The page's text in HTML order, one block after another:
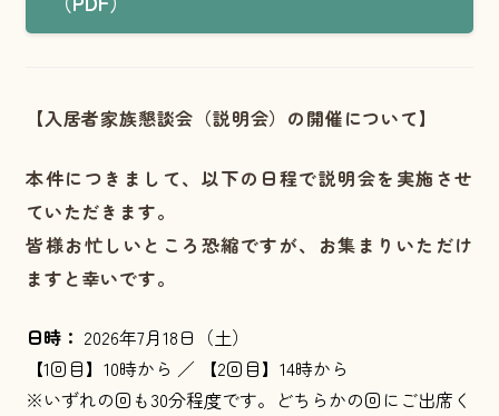
【入居者家族懇談会（説明会）の開催について】
本件につきまして、以下の日程で説明会を実施させ
ていただきます。
皆様お忙しいところ恐縮ですが、お集まりいただけ
ますと幸いです。
日時： 2026年7月18日（土）
【1回目】10時から ／ 【2回目】14時から
※いずれの回も30分程度です。どちらかの回にご出席く